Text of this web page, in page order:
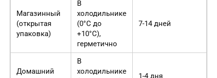
Магазинный
(открытая
упаковка)
В
холодильнике
(0°C до
+10°C),
герметично
7-14 дней
Домашний
В
холодильнике
1-4 дня